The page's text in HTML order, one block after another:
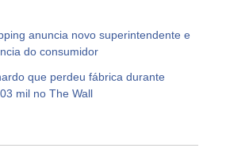
anuncia novo superintendente e
do consumidor
que perdeu fábrica durante
mil no The Wall